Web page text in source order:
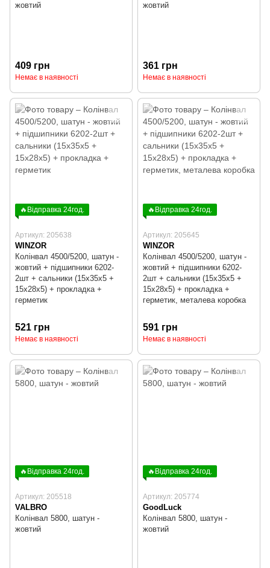
жовтий
409 грн
Немає в наявності
жовтий
361 грн
Немає в наявності
🔥Відправка 24год.
Артикул: 205638
WINZOR
Колінвал 4500/5200, шатун -
жовтий + підшипники 6202-
2шт + сальники (15x35x5 +
15x28x5) + прокладка +
герметик
521 грн
Немає в наявності
🔥Відправка 24год.
Артикул: 205645
WINZOR
Колінвал 4500/5200, шатун -
жовтий + підшипники 6202-
2шт + сальники (15x35x5 +
15x28x5) + прокладка +
герметик, металева коробка
591 грн
Немає в наявності
🔥Відправка 24год.
Артикул: 205518
VALBRO
Колінвал 5800, шатун -
жовтий
🔥Відправка 24год.
Артикул: 205774
GoodLuck
Колінвал 5800, шатун -
жовтий